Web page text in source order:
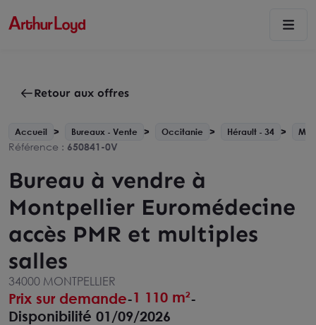
Retour aux offres
Accueil Bureaux - Vente Occitanie Hérault - 34
Référence : 650841-0V
Bureau à vendre à
Montpellier Euromédecine
accès PMR et multiples
salles
34000 MONTPELLIER
Prix sur demande-1 110 m²-
Disponibilité 01/09/2026